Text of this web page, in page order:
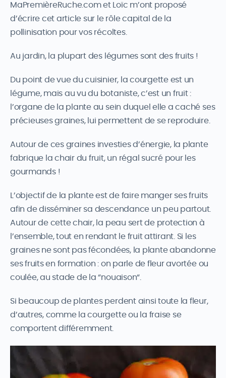
MaPremièreRuche.com et Loïc m’ont proposé
d’écrire cet article sur le rôle capital de la
pollinisation pour vos récoltes.
Au jardin, la plupart des légumes sont des fruits !
Du point de vue du cuisinier, la courgette est un
légume, mais au vu du botaniste, c’est un fruit :
l’organe de la plante au sein duquel elle a caché ses
précieuses graines, lui permettent de se reproduire.
Autour de ces graines investies d’énergie, la plante
fabrique la chair du fruit, un régal sucré pour les
gourmands !
L’objectif de la plante est de faire manger ses fruits
afin de disséminer sa descendance un peu partout.
Autour de cette chair, la peau sert de protection à
l’ensemble, tout en rendant le fruit attirant. Si les
graines ne sont pas fécondées, la plante abandonne
ses fruits en formation : on parle de fleur avortée ou
coulée, au stade de la “nouaison“.
Si beaucoup de plantes perdent ainsi toute la fleur,
d’autres, comme la courgette ou la fraise se
comportent différemment.